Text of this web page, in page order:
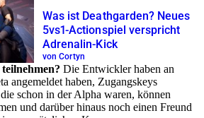
Was ist Deathgarden? Neues
5vs1-Actionspiel verspricht
Adrenalin-Kick
von Cortyn
Die Entwickler haben an
angemeldet haben, Zugangskeys
schon in der Alpha waren, können
und darüber hinaus noch einen Freund